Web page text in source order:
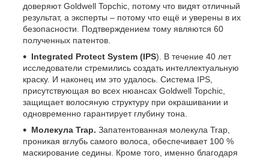
доверяют Goldwell Topchic, потому что видят отличный
результат, а эксперты – потому что ещё и уверены в их
безопасности. Подтверждением тому являются 60
полученных патентов.
Integrated Protect System (IPS). В течение 40 лет
исследователи стремились создать интеллектуальную
краску. И наконец им это удалось. Система IPS,
присутствующая во всех нюансах Goldwell Topchic,
защищает волосяную структуру при окрашивании и
одновременно гарантирует глубину тона.
Молекула Trap. Запатентованная молекула Trap,
проникая вглубь самого волоса, обеспечивает 100 %
маскирование седины. Кроме того, именно благодаря